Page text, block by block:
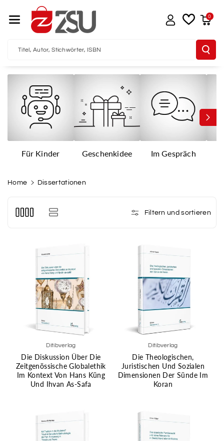
Nhalt
Titel, Autor, Stichwörter, ISBN
0
Für Kinder Geschenkidee Im Gespräch
Home Dissertationen
Filtern und sortieren
Ditibverlag
Die Diskussion Über Die
Zeitgenössische Globalethik
Im Kontext Von Hans Küng
Und Ihvan As-Safa
Ditibverlag
Die Theologischen,
Juristischen Und Sozialen
Dimensionen Der Sünde Im
Koran